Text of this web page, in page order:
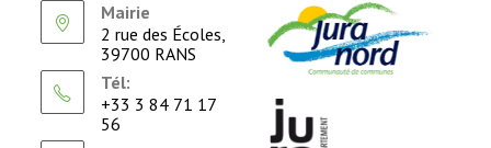
Mairie
2 rue des Écoles,
39700 RANS
Tél:
+33 3 84 71 17
56